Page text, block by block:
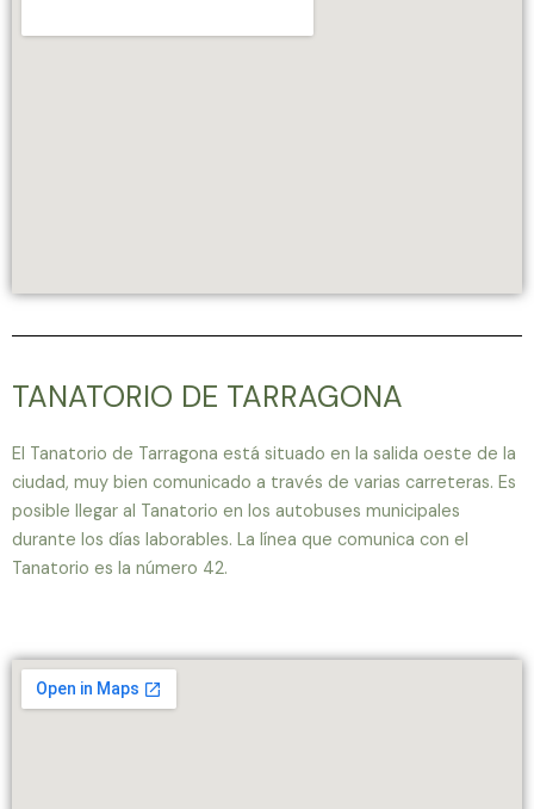
TANATORIO DE TARRAGONA
El Tanatorio de Tarragona está situado en la salida oeste de la
ciudad, muy bien comunicado a través de varias carreteras. Es
posible llegar al Tanatorio en los autobuses municipales
durante los días laborables. La línea que comunica con el
Tanatorio es la número 42.